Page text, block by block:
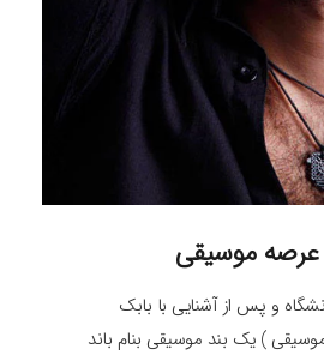
موسیقی
و پس از آشنایی با بابک
) یک بند موسیقی بنام باند